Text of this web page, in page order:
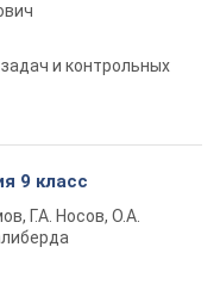
и контрольных
9 класс
Г.А. Носов, О.А.